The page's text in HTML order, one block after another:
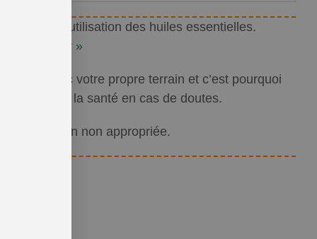
quant à l’utilisation des huiles essentielles.
commencer »
avec votre propre terrain et c’est pourquoi
de la santé en cas de doutes.
d’utilisation non appropriée.